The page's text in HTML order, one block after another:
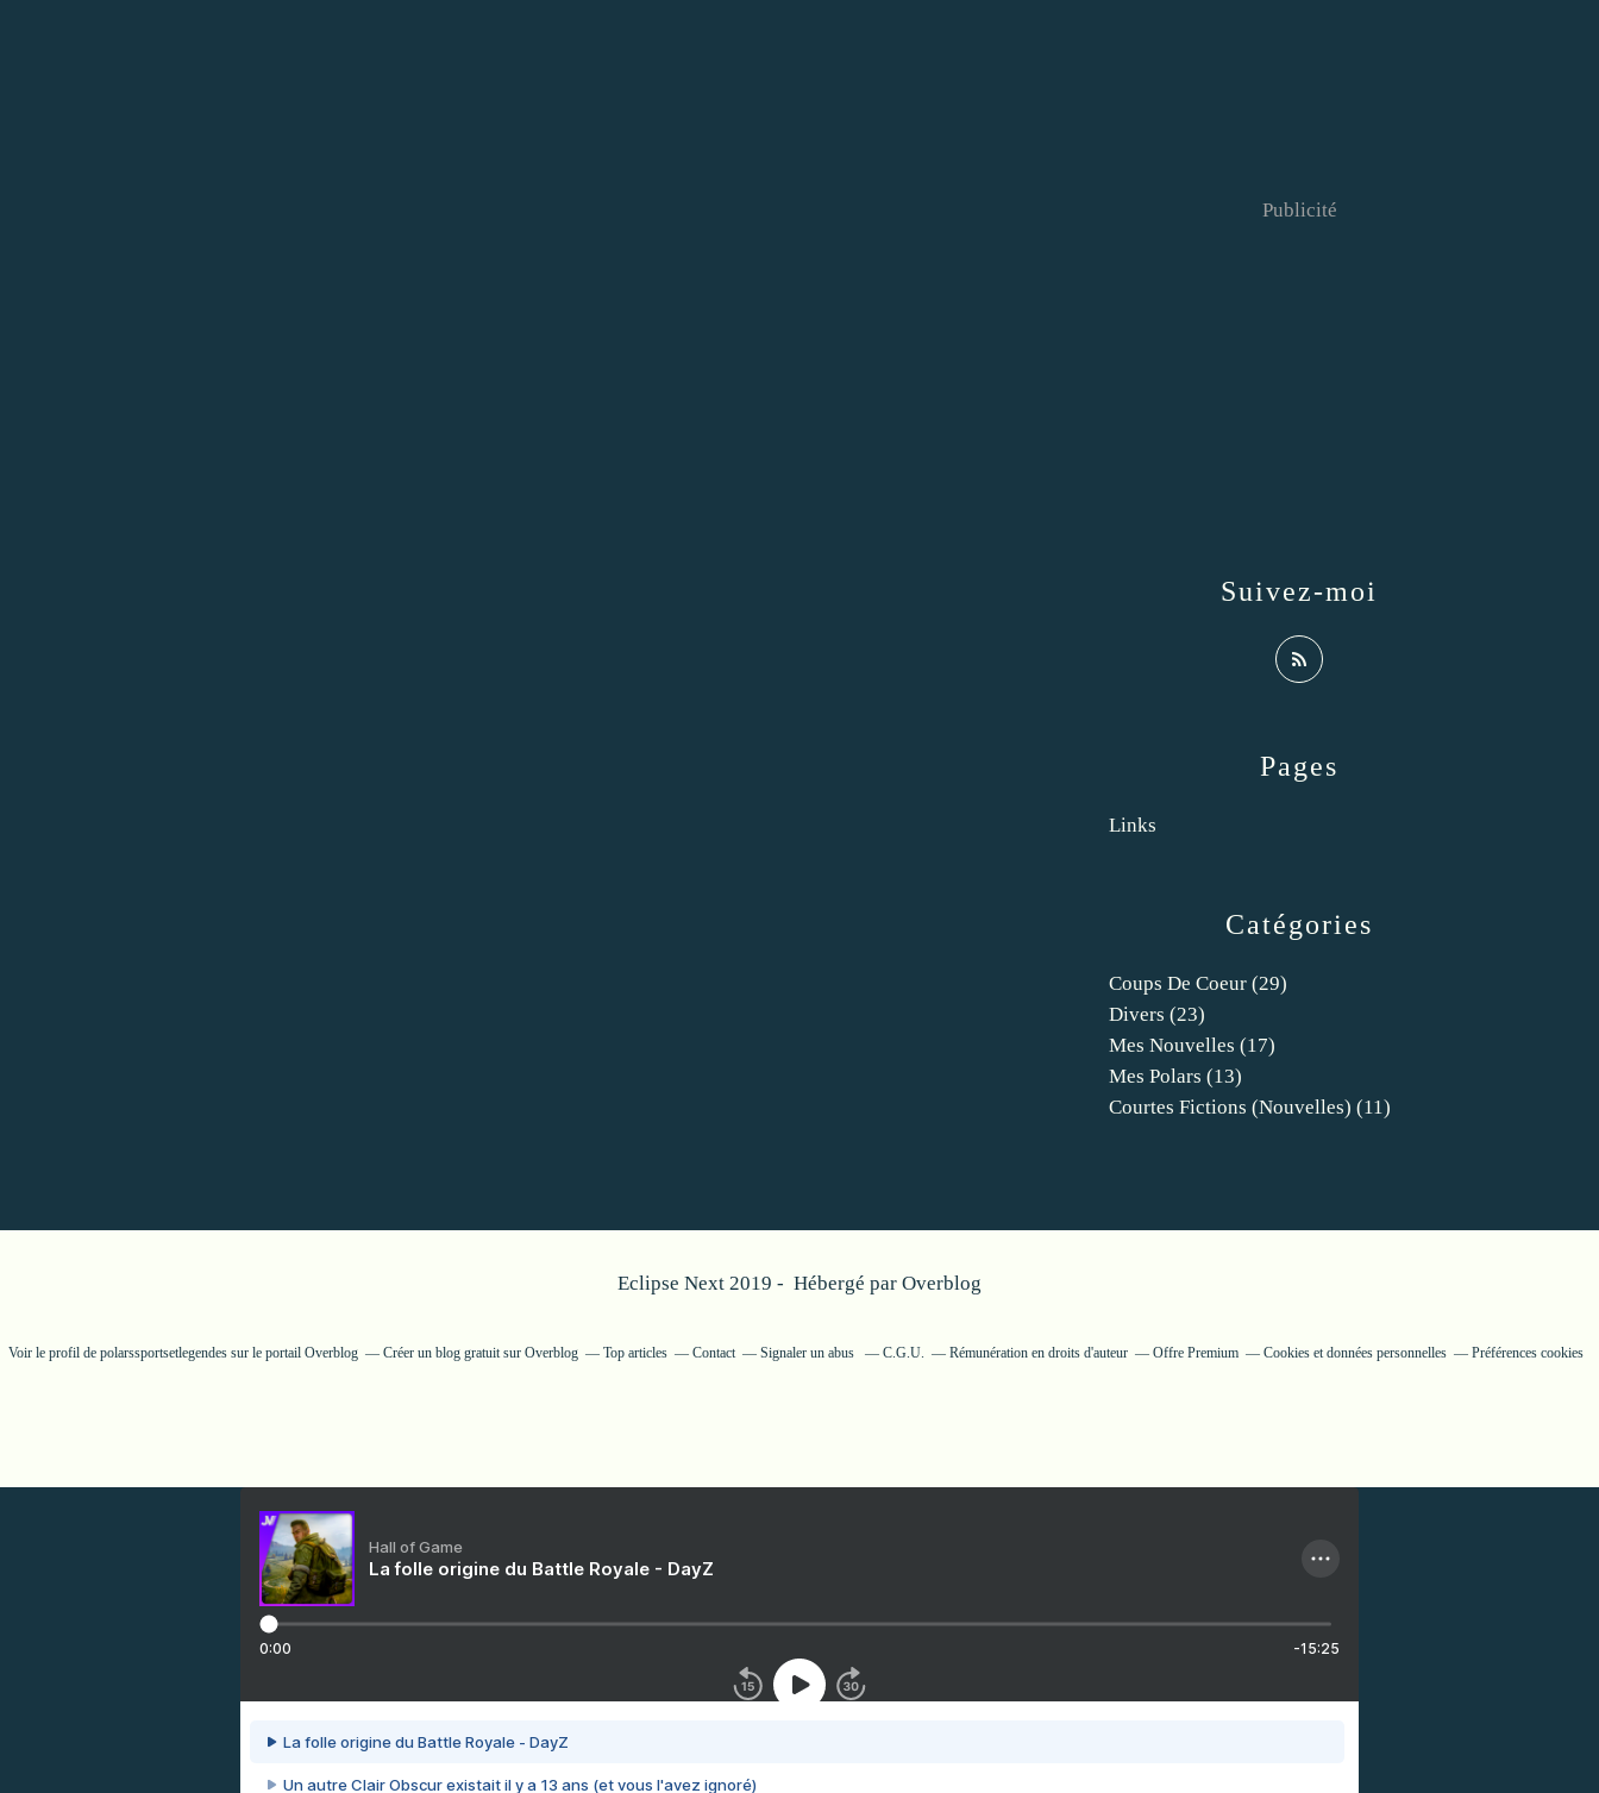
Catégories
Coups De Coeur (29)
Divers (23)
Mes Nouvelles (17)
Mes Polars (13)
Courtes Fictions (nouvelles) (11)
Pages
Links
Suivez-moi
Publicité
Eclipse Next 2019 - Hébergé par Overblog
Voir le profil de polarssportsetlegendes sur le portail Overblog Créer un blog gratuit sur Overblog Top articles Contact Signaler un abus C.G.U. Rémunération en droits d'auteur Offre Premium Cookies et données personnelles Préférences cookies
Hall of Game
La folle origine du Battle Royale - DayZ
0:00 -15:25
La folle origine du Battle Royale - DayZ
Un autre Clair Obscur existait il y a 13 ans (et vous l'avez ignoré)